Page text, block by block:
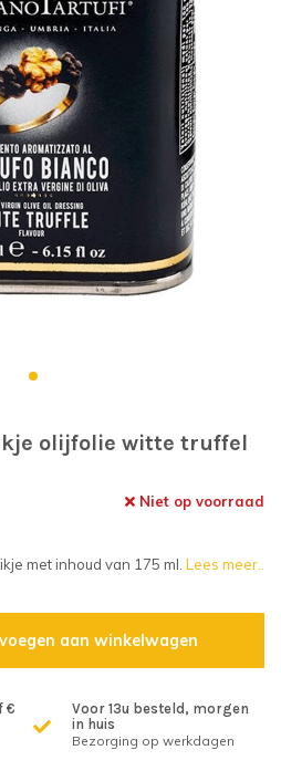
olijfolie witte truffel
Niet op voorraad
met inhoud van 175 ml. Lees meer..
aan winkelwagen
€
Voor 13u besteld, morgen
in huis
Bezorging op werkdagen